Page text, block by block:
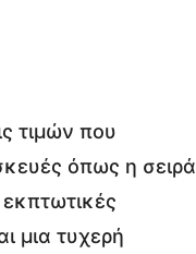
τιμών που
όπως η σειρά
μια τυχερή